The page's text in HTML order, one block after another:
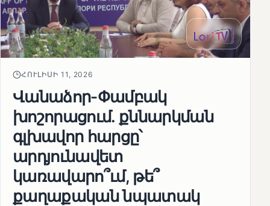
ՀՈՒԼԻՍԻ 11, 2026
Վանաձոր-Փամբակ
խոշորացում. քննարկման
գլխավոր հարցը՝
արդյունավետ
կառավարո՞ւմ, թե՞
քաղաքական նպատակ